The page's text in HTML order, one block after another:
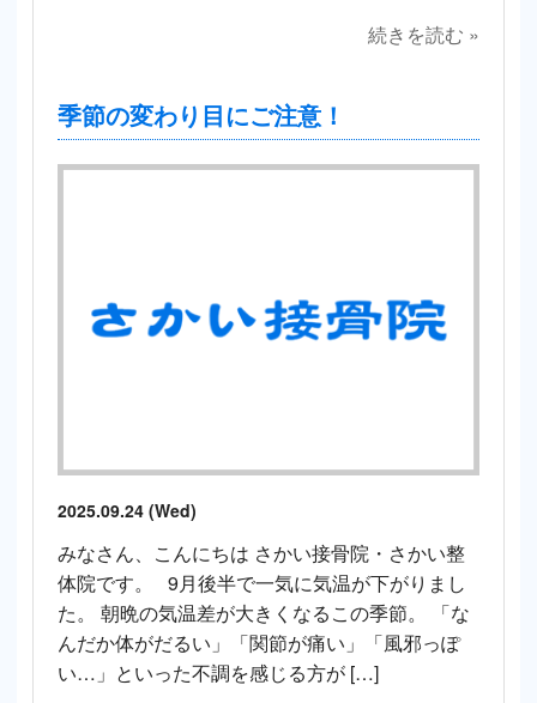
続きを読む »
季節の変わり目にご注意！
2025.09.24 (Wed)
みなさん、こんにちは さかい接骨院・さかい整
体院です。 9月後半で一気に気温が下がりまし
た。 朝晩の気温差が大きくなるこの季節。 「な
んだか体がだるい」「関節が痛い」「風邪っぽ
い…」といった不調を感じる方が […]